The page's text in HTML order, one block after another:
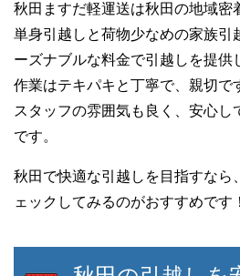
秋田ますだ軽運送は秋田の地域密
単身引越しと荷物少なめの家族引
ーズナブルな料金で引越しを提供
作業はテキパキと丁寧で、親切で
スタッフの雰囲気も良く、安心し
です。
秋田で快適な引越しを目指すなら
ェックしてみるのがおすすめです！